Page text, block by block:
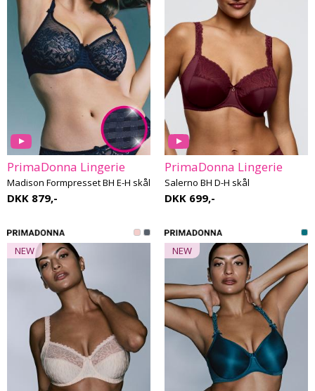
PrimaDonna Lingerie
Madison Formpresset BH E-H skål
DKK 879,-
PrimaDonna Lingerie
Salerno BH D-H skål
DKK 699,-
NEW NEW